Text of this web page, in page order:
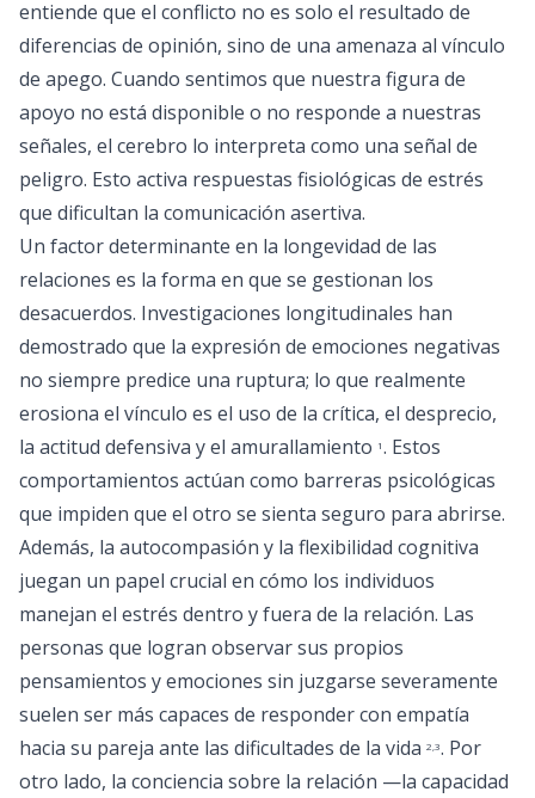
entiende que el conflicto no es solo el resultado de
diferencias de opinión, sino de una amenaza al vínculo
de apego. Cuando sentimos que nuestra figura de
apoyo no está disponible o no responde a nuestras
señales, el cerebro lo interpreta como una señal de
peligro. Esto activa respuestas fisiológicas de estrés
que dificultan la comunicación asertiva.
Un factor determinante en la longevidad de las
relaciones es la forma en que se gestionan los
desacuerdos. Investigaciones longitudinales han
demostrado que la expresión de emociones negativas
no siempre predice una ruptura; lo que realmente
erosiona el vínculo es el uso de la crítica, el desprecio,
la actitud defensiva y el amurallamiento 1. Estos
comportamientos actúan como barreras psicológicas
que impiden que el otro se sienta seguro para abrirse.
Además, la autocompasión y la flexibilidad cognitiva
juegan un papel crucial en cómo los individuos
manejan el estrés dentro y fuera de la relación. Las
personas que logran observar sus propios
pensamientos y emociones sin juzgarse severamente
suelen ser más capaces de responder con empatía
hacia su pareja ante las dificultades de la vida 2 3. Por
otro lado, la conciencia sobre la relación —la capacidad